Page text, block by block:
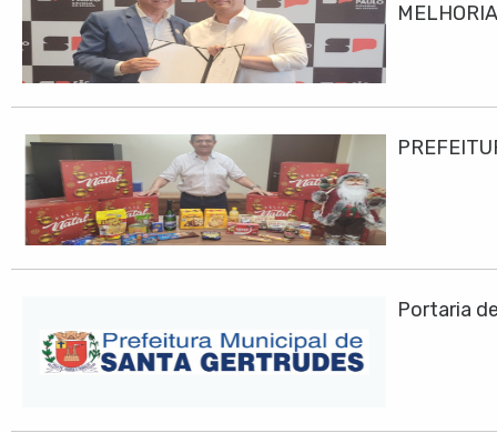
Portaria